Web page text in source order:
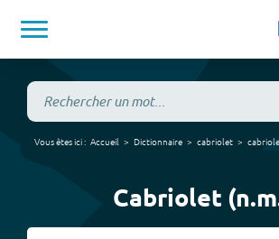
Vous êtes ici : Accueil Dictionnaire cabriolet
Cabriolet